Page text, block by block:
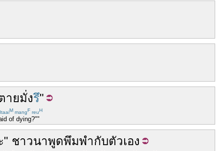
ายมั่งรึ"
M mangF reuH
of dying?""
" ชาวนาพูดพึมพำกับตัวเอง